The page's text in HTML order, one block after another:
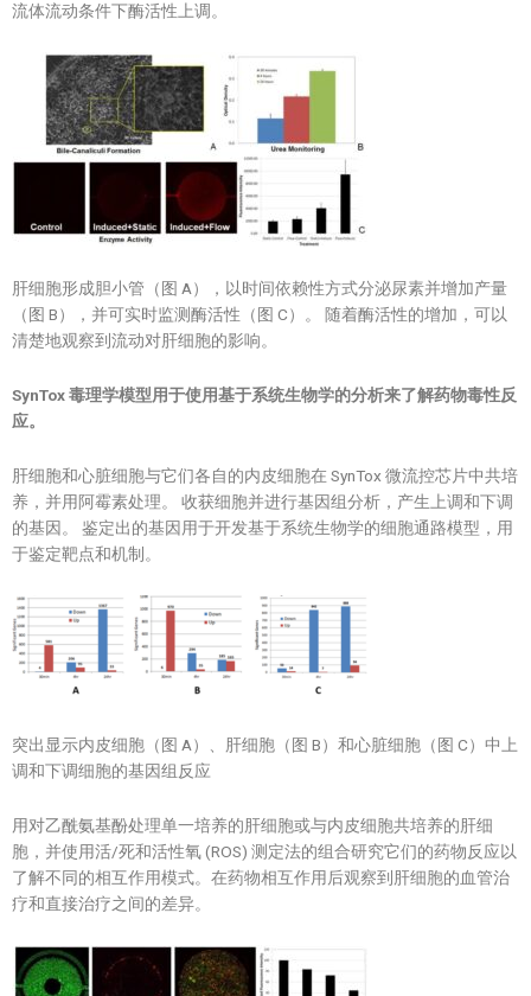
流体流动条件下酶活性上调。
肝细胞形成胆小管（图 A），以时间依赖性方式分泌尿素并增加产量
（图 B），并可实时监测酶活性（图 C）。 随着酶活性的增加，可以
清楚地观察到流动对肝细胞的影响。
SynTox毒理学模型用于使用基于系统生物学的分析来了解药物毒性反
应。
肝细胞和心脏细胞与它们各自的内皮细胞在 SynTox 微流控芯片中共培
养，并用阿霉素处理。 收获细胞并进行基因组分析，产生上调和下调
的基因。 鉴定出的基因用于开发基于系统生物学的细胞通路模型，用
于鉴定靶点和机制。
突出显示内皮细胞（图 A）、肝细胞（图 B）和心脏细胞（图 C）中上
调和下调细胞的基因组反应
用对乙酰氨基酚处理单一培养的肝细胞或与内皮细胞共培养的肝细
胞，并使用活/死和活性氧 (ROS) 测定法的组合研究它们的药物反应以
了解不同的相互作用模式。在药物相互作用后观察到肝细胞的血管治
疗和直接治疗之间的差异。